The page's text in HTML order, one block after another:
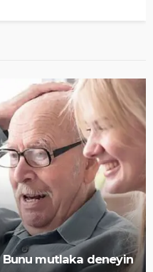
Bunu mutlaka deneyin